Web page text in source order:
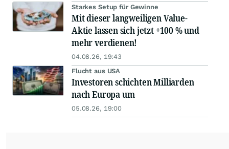
Starkes Setup für Gewinne
Mit dieser langweiligen Value-
Aktie lassen sich jetzt +100 % und
mehr verdienen!
04.08.26, 19:43
Flucht aus USA
Investoren schichten Milliarden
nach Europa um
05.08.26, 19:00